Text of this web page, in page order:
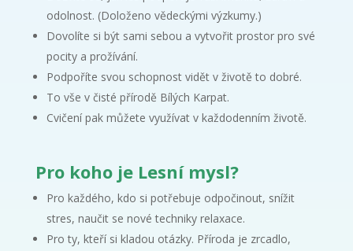
odolnost. (Doloženo vědeckými výzkumy.)
Dovolíte si být sami sebou a vytvořit prostor pro své
pocity a prožívání.
Podpoříte svou schopnost vidět v životě to dobré.
To vše v čisté přírodě Bílých Karpat.
Cvičení pak můžete využívat v každodenním životě.
Pro koho je Lesní mysl?
Pro každého, kdo si potřebuje odpočinout, snížit
stres, naučit se nové techniky relaxace.
Pro ty, kteří si kladou otázky. Příroda je zrcadlo,